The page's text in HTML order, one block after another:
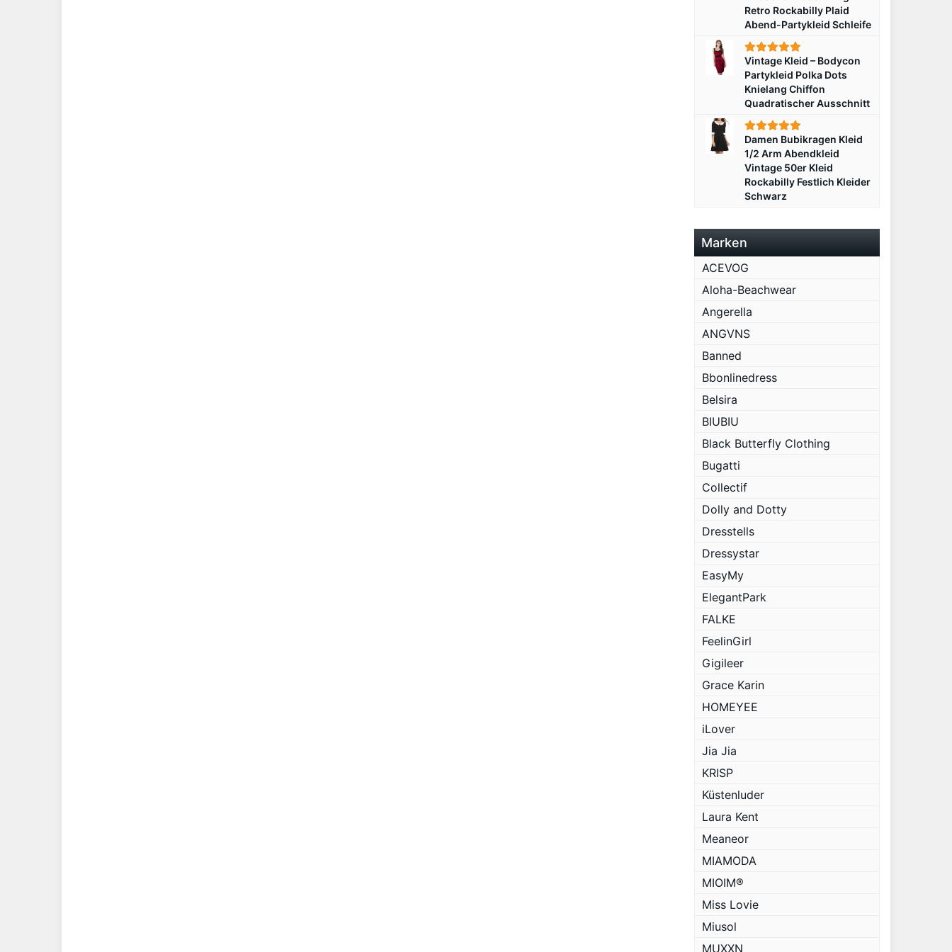
Retro Rockabilly Plaid
Abend-Partykleid Schleife
Vintage Kleid – Bodycon
Partykleid Polka Dots
Knielang Chiffon
Quadratischer Ausschnitt
Damen Bubikragen Kleid
1/2 Arm Abendkleid
Vintage 50er Kleid
Rockabilly Festlich Kleider
Schwarz
Marken
ACEVOG
Aloha-Beachwear
Angerella
ANGVNS
Banned
Bbonlinedress
Belsira
BIUBIU
Black Butterfly Clothing
Bugatti
Collectif
Dolly and Dotty
Dresstells
Dressystar
EasyMy
ElegantPark
FALKE
FeelinGirl
Gigileer
Grace Karin
HOMEYEE
iLover
Jia Jia
KRISP
Küstenluder
Laura Kent
Meaneor
MIAMODA
MIOIM®
Miss Lovie
Miusol
MUXXN